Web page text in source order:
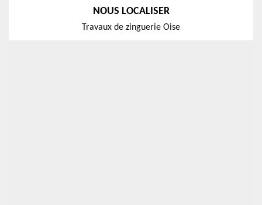
NOUS LOCALISER
Travaux de zinguerie Oise